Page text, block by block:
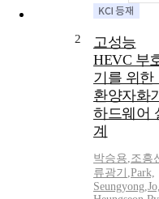
2
고성능
HEVC 부
기를 위한
환양자화
하드웨어
계
박승용,조흥
류광기 ,Park,
Seungyong,